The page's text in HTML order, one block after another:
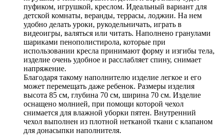
пуфиком, игрушкой, креслом. Идеальный вариант для
детской комнаты, веранды, террасы, лоджии. На нем
удобно делать уроки, рукодельничать, играть в
видеоигры, валяться или читать. Наполнено гранулами
шариками пенополистирола, которые при
использовании кресла принимают форму и изгибы тела,
изделие очень удобное и расслабляет спину, снимает
напряжение.
Благодаря такому наполнителю изделие легкое и его
может перемещать даже ребенок. Размеры изделия
высота 85 см, глубина 70 см, ширина 70 см. Изделие
оснащено молнией, при помощи которой чехол
снимается для влажной уборки пятен. Внутренний
чехол выполнен из плотной нетканой ткани с клапаном
для донасыпки наполнителя.